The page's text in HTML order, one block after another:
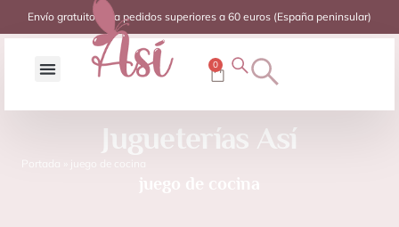
Envío gratuito para pedidos superiores a 60 euros (España peninsular)
0
Jugueterías Así
Portada juego de cocina